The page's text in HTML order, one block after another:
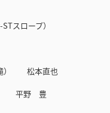
スロープ）
） 松本直也
ト 平野 豊